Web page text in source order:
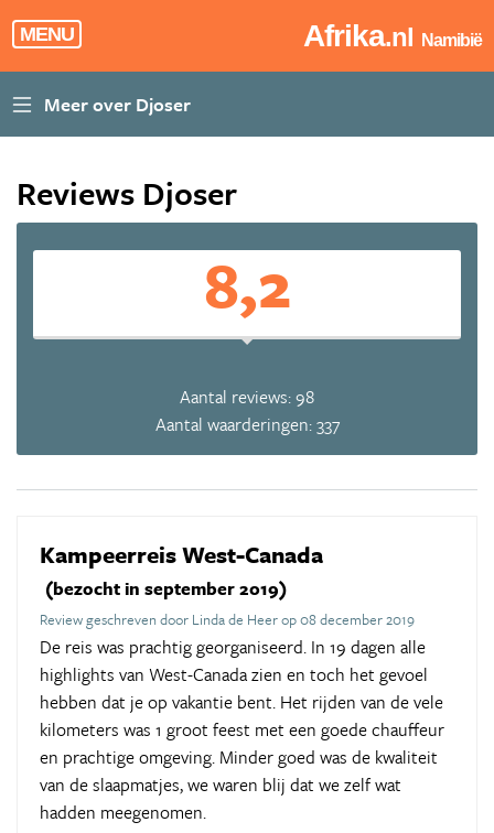
MENU Afrika.nl Namibië
Reviews Djoser
8,2
Aantal reviews: 98
Aantal waarderingen: 337
Kampeerreis West-Canada
(bezocht in september 2019)
Review geschreven door Linda de Heer op 08 december 2019
De reis was prachtig georganiseerd. In 19 dagen alle
highlights van West-Canada zien en toch het gevoel
hebben dat je op vakantie bent. Het rijden van de vele
kilometers was 1 groot feest met een goede chauffeur
en prachtige omgeving. Minder goed was de kwaliteit
van de slaapmatjes, we waren blij dat we zelf wat
hadden meegenomen.